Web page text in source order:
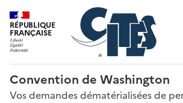
RÉPUBLIQUE
FRANÇAISE
Convention de Washington
Vos demandes dématérialisées de